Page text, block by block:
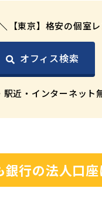
【東京】格安の個室
オフィス検索
近・インターネット
行の法人口